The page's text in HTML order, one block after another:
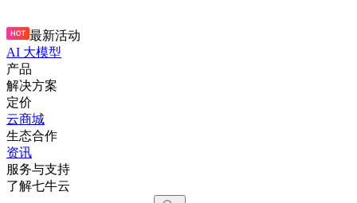
最新活动
AI 大模型
产品
解决方案
定价
云商城
生态合作
资讯
服务与支持
了解七牛云